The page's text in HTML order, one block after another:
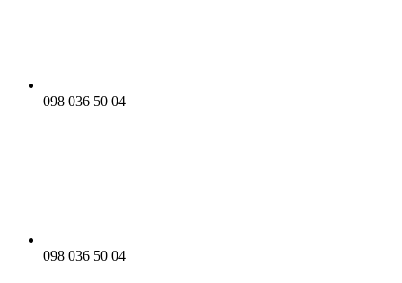
098 036 50 04
098 036 50 04